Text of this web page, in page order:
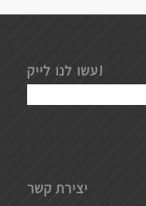
עשו לנו לייק!
יצירת קשר